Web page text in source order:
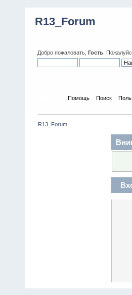
R13_Forum
Добро пожаловать, Гость .
Помощь Поиск
R13_Forum